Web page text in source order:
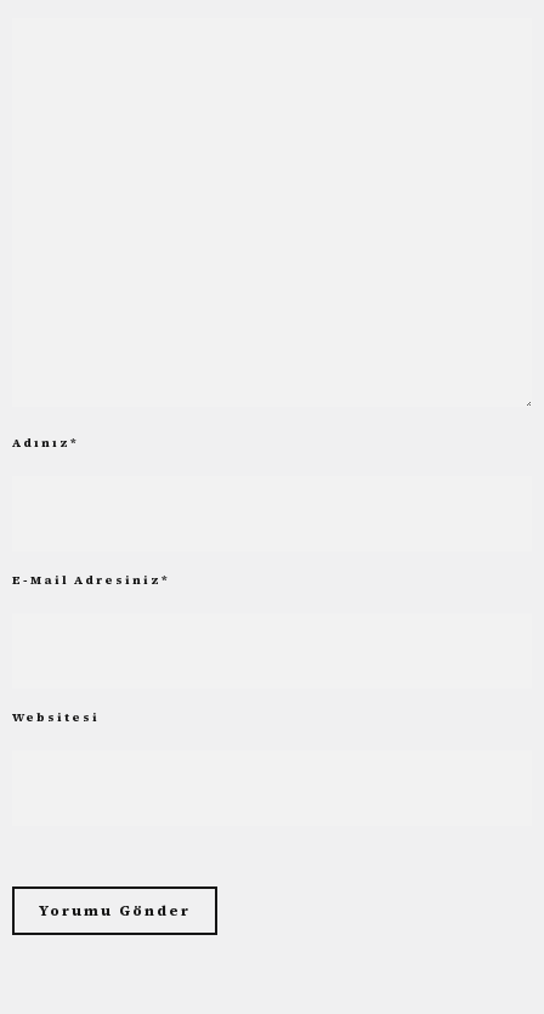
Adınız *
E-Mail Adresiniz *
Websitesi